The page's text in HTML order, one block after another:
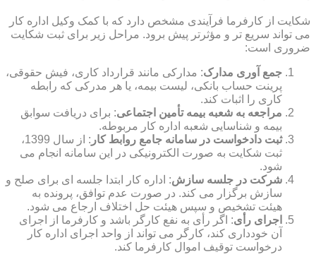
شکایت از کارفرما فرآیندی مشخص دارد که با کمک وکیل اداره کار
می تواند سریع تر و مؤثرتر پیش برود. مراحل زیر برای ثبت شکایت
ضروری است:
جمع آوری مدارک: مدارکی مانند قرارداد کاری، فیش حقوقی،
پرینت حساب بانکی، لیست بیمه، یا هر مدرکی که رابطه
کاری را اثبات کند.
مراجعه به شعبه بیمه تأمین اجتماعی: برای دریافت سوابق
بیمه و شناسایی شعبه اداره کار مربوطه.
ثبت دادخواست در سامانه جامع روابط کار
: از سال 1399،
ثبت شکایت به صورت الکترونیکی در این سامانه انجام می
شود.
شرکت در جلسه سازش: اداره کار ابتدا جلسه ای برای صلح و
سازش برگزار می کند. در صورت عدم توافق، پرونده به
هیئت تشخیص و سپس هیئت حل اختلاف ارجاع می شود.
اجرای رأی: اگر رأی به نفع کارگر باشد و کارفرما از اجرای
آن خودداری کند، کارگر می تواند از واحد اجرای اداره کار
درخواست توقیف اموال کارفرما کند.